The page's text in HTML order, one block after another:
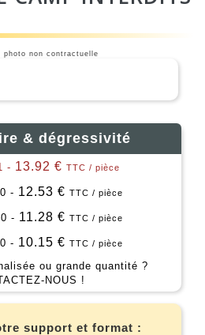
photo non contractuelle
& dégressivité
- 13.92 € TTC / pièce
- 12.53 € TTC / pièce
- 11.28 € TTC / pièce
- 10.15 € TTC / pièce
ou grande quantité ?
NOUS !
support et format :